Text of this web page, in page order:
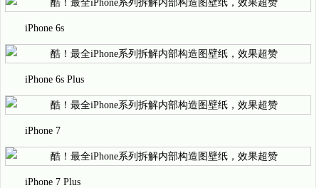
iPhone 6s
iPhone 6s Plus
iPhone 7
iPhone 7 Plus